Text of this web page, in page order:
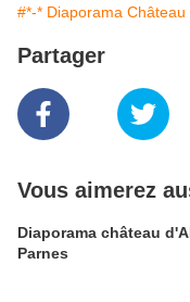
#*-* Diaporama Château
Partager
Vous aimerez
Diaporama château
Parnes